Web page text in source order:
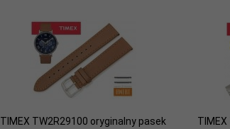
TIMEX TW2R29100 oryginalny pasek